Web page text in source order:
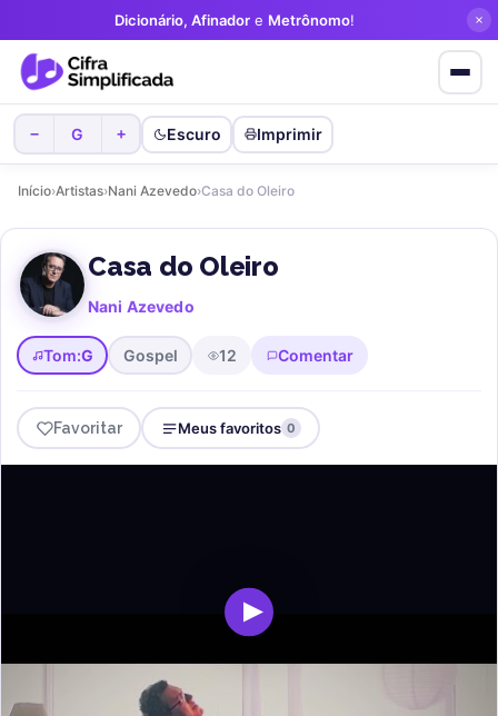
Dicionário, Afinador e Metrônomo!
− G + Escuro Imprimir
Início›Artistas›Nani Azevedo›Casa do Oleiro
Casa do Oleiro
Nani Azevedo
Tom:G Gospel 12 Comentar
Favoritar Meus favoritos 0